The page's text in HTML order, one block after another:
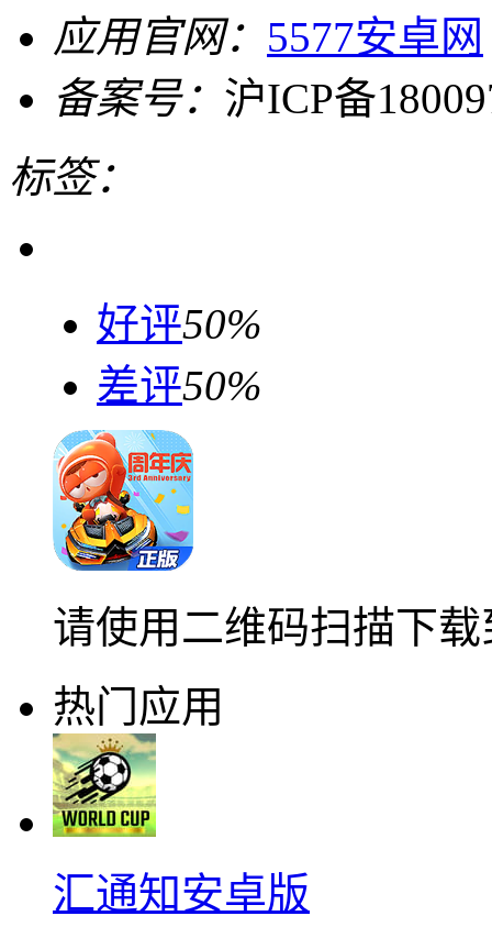
应用官网： 5577安卓网
备案号： 沪ICP备
标签：
好评50%
差评50%
请使用二维码扫描下
热门应用
汇通知安卓版